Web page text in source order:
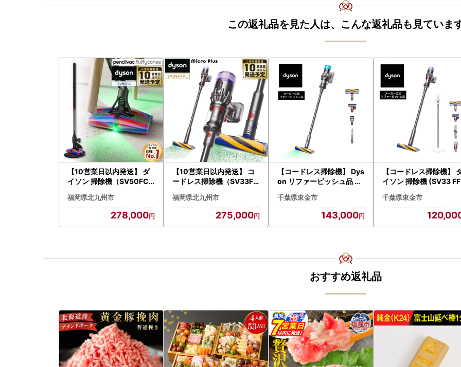
この返礼品を見た人は、こんな返礼品も見ていま
【10営業日以内発送】 ダ
イソン 掃除機（SV50FC
福岡県北九州市
278,000
【10営業日以内発送】 コ
ードレス掃除機（SV33FF
福岡県北九州市
275,000
【コードレス掃除機】 Dys
on リファービッシュ品 ダ
千葉県東金市
143,000
【コードレス掃除機】
イソン 掃除機 (SV33 FF P
千葉県東金市
おすすめ返礼品